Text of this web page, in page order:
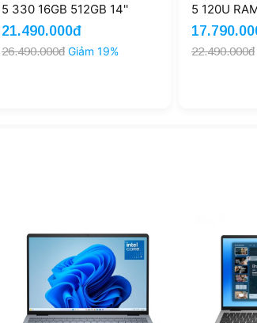
5 120U RAM 8GB SSD
512GB Intel Graphics 14
icnh FHD+ (New)
17.790.000đ
22.490.000đ Giảm 21%